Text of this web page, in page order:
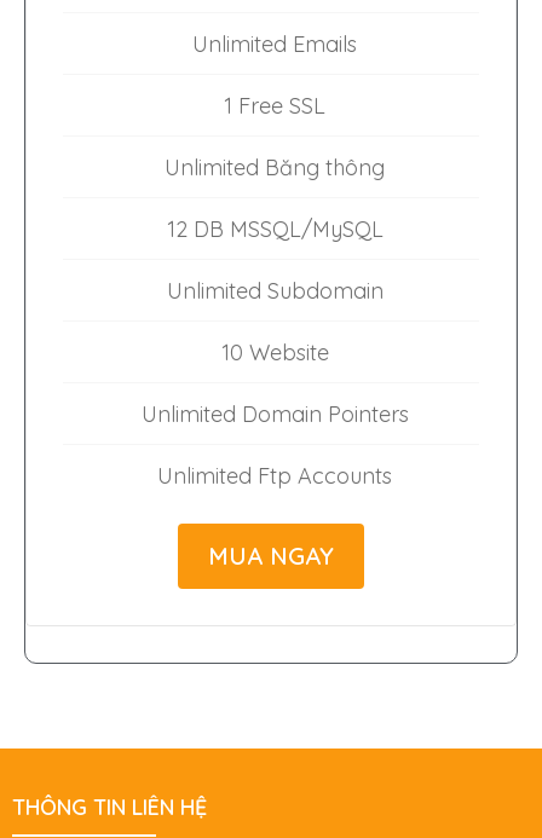
Unlimited Emails
1 Free SSL
Unlimited Băng thông
12 DB MSSQL/MySQL
Unlimited Subdomain
10 Website
Unlimited Domain Pointers
Unlimited Ftp Accounts
MUA NGAY
THÔNG TIN LIÊN HỆ